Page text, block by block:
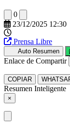
0
23/12/2025 12:30
Prensa Libre
Auto Resumen
Enlace de Compartir
COPIAR
Resumen Inteligente
×